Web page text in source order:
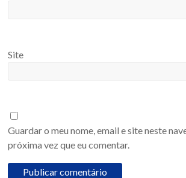
Site
Guardar o meu nome, email e site neste
próxima vez que eu comentar.